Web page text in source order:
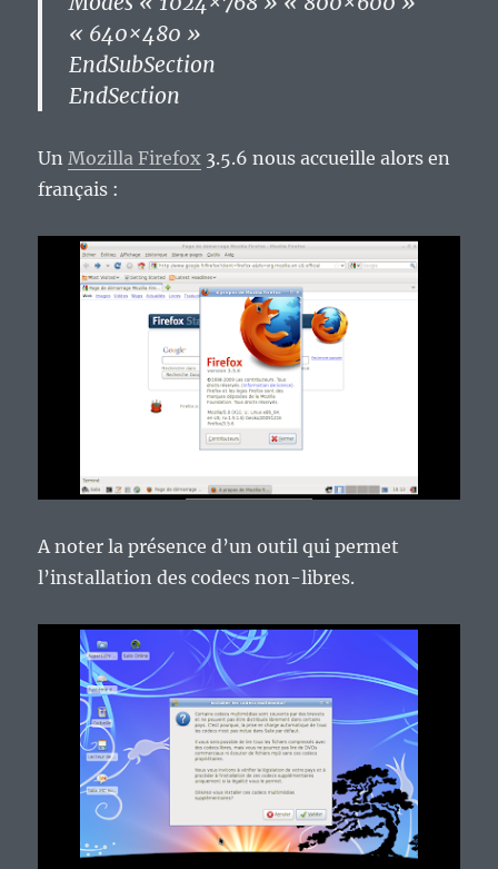
« 640×480 »
EndSubSection
EndSection
Un Mozilla Firefox 3.5.6 nous accueille alors en
français :
A noter la présence d’un outil qui permet
l’installation des codecs non-libres.